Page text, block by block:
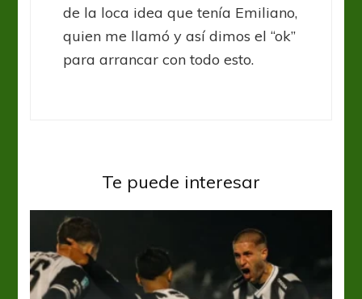
de la loca idea que tenía Emiliano,
quien me llamó y así dimos el “ok”
para arrancar con todo esto.
Te puede interesar